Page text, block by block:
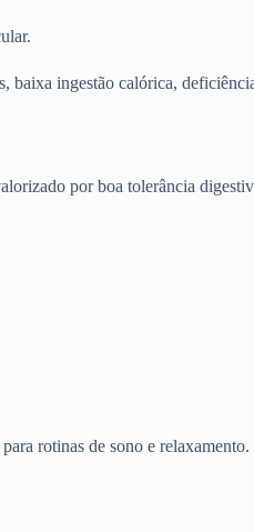
baixa ingestão calórica,
por boa tolerância
rotinas de sono e relaxamento.